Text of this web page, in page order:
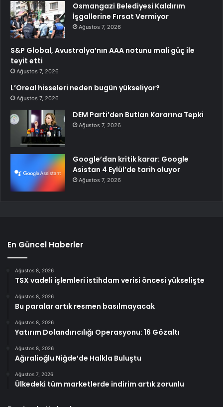
Osmangazi Belediyesi Kaldırım
İşgallerine Fırsat Vermiyor
Ağustos 7, 2026
S&P Global, Avustralya’nın AAA notunu mali güç ile
teyit etti
Ağustos 7, 2026
L’Oreal hisseleri neden bugün yükseliyor?
Ağustos 7, 2026
DEM Parti’den Butlan Kararına Tepki
Ağustos 7, 2026
Google’dan kritik karar: Google
Asistan 4 Eylül’de tarih oluyor
Ağustos 7, 2026
En Güncel Haberler
Ağustos 8, 2026
TSX vadeli işlemleri istihdam verisi öncesi yükselişte
Ağustos 8, 2026
Bu paralar artık resmen basılmayacak
Ağustos 8, 2026
Yatırım Dolandırıcılığı Operasyonu: 16 Gözaltı
Ağustos 8, 2026
Ağıralioğlu Niğde’de Halkla Buluştu
Ağustos 7, 2026
Ülkedeki tüm marketlerde indirim artık zorunlu